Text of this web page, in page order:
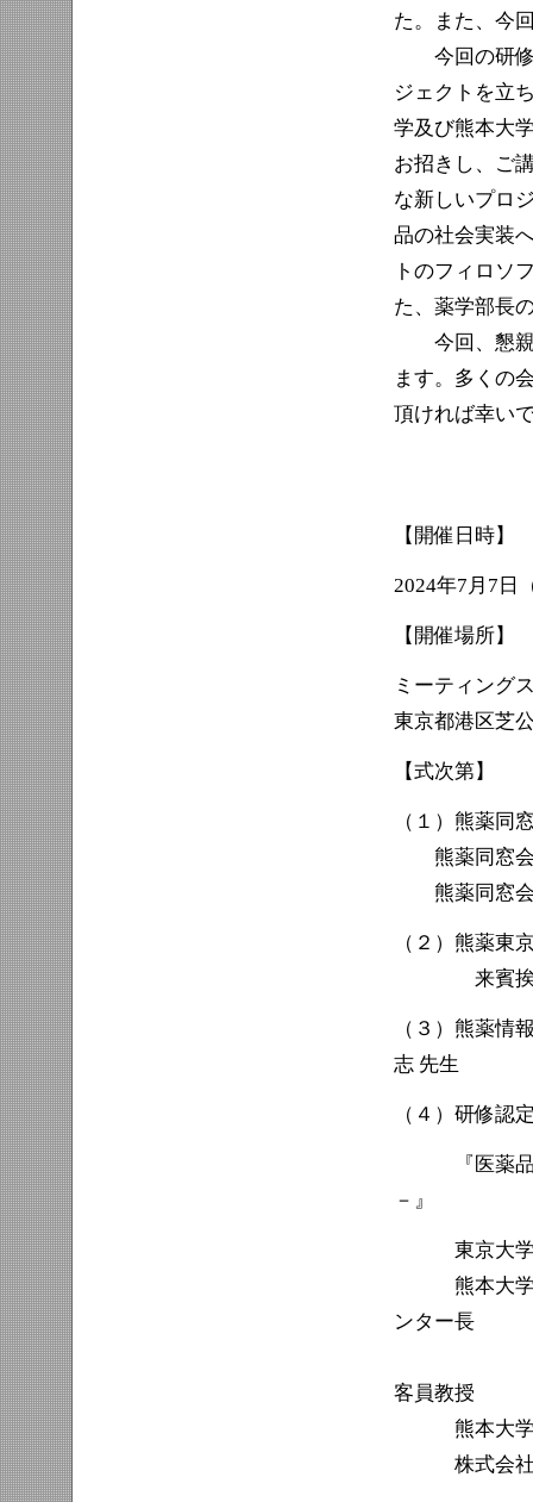
た。また、今
今回の研修
ジェクトを立
学及び熊本大
お招きし、ご
な新しいプロ
品の社会実装
トのフィロソ
た、薬学部長
今回、懇親
ます。多くの
頂ければ
【開催日時】
2024年7月7日
【開催場所】
ミーティング
東京都港区芝
【式次第】
（１）熊薬同
熊薬同窓会
熊薬同窓会
（２）熊薬東
来賓挨拶 熊
（３）熊薬情
志 先生
（４）研修認
『医薬品の
－』
東京大学 国
熊本大学 大
ンター長
客員教授
熊本大学発
株式会社